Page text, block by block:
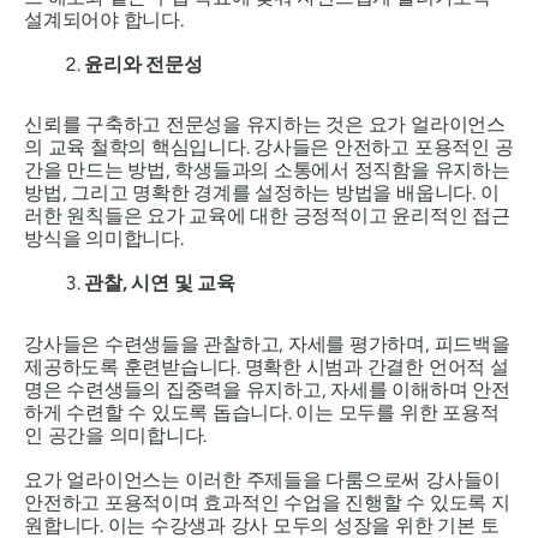
설계되어야 합니다.
윤리와 전문성
신뢰를 구축하고 전문성을 유지하는 것은 요가 얼라이언스
의 교육 철학의 핵심입니다. 강사들은 안전하고 포용적인 공
간을 만드는 방법, 학생들과의 소통에서 정직함을 유지하는
방법, 그리고 명확한 경계를 설정하는 방법을 배웁니다. 이
러한 원칙들은 요가 교육에 대한 긍정적이고 윤리적인 접근
방식을 의미합니다.
관찰, 시연 및 교육
강사들은 수련생들을 관찰하고, 자세를 평가하며, 피드백을
제공하도록 훈련받습니다. 명확한 시범과 간결한 언어적 설
명은 수련생들의 집중력을 유지하고, 자세를 이해하며 안전
하게 수련할 수 있도록 돕습니다. 이는 모두를 위한 포용적
인 공간을 의미합니다.
요가 얼라이언스는 이러한 주제들을 다룸으로써 강사들이
안전하고 포용적이며 효과적인 수업을 진행할 수 있도록 지
원합니다. 이는 수강생과 강사 모두의 성장을 위한 기본 토